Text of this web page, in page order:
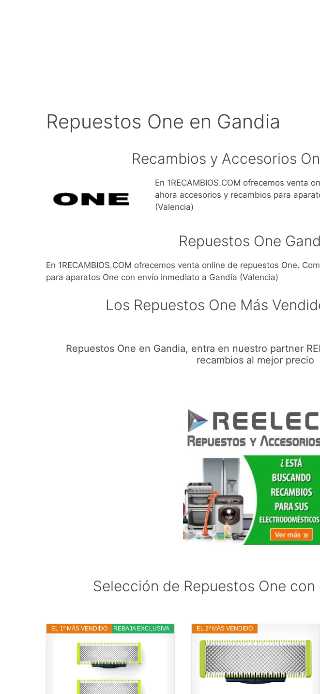
Repuestos One en Gandia
Recambios y Accesorios
En 1RECAMBIOS.COM ofrecemos venta
ahora accesorios y recambios para
(Valencia)
Repuestos One
En 1RECAMBIOS.COM ofrecemos venta online de repuestos One.
para aparatos One con envío inmediato a Gandia (Valencia)
Los Repuestos One Más
Repuestos One en Gandia, entra en nuestro partner
recambios al mejor precio
Selección de Repuestos One con
16% REBAJA EXCLUSIVA
EL 1º MÁS VENDIDO EL 2º MÁS VENDIDO